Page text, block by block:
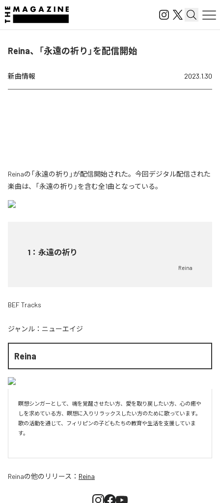
Reina、「永遠の祈り」を配信開始
新曲情報 2023.1.30
Reinaの「永遠の祈り」が配信開始された。今回デジタル配信された
楽曲は、「永遠の祈り」を含む全1曲となっている。
1 ： 永遠の祈り
Reina
BEF Tracks
ジャンル： ニューエイジ
Reina
瞑想シンガーとして、魂を覚醒させたい方、愛を取り戻したい方、心の癒や
しを求めている方、瞑想に入りリラックスしたい方のために歌っています。
歌の活動を通じて、フィリピンの子どもたちの教育や生活を支援していま
す。
Reinaの他のリリース： Reina